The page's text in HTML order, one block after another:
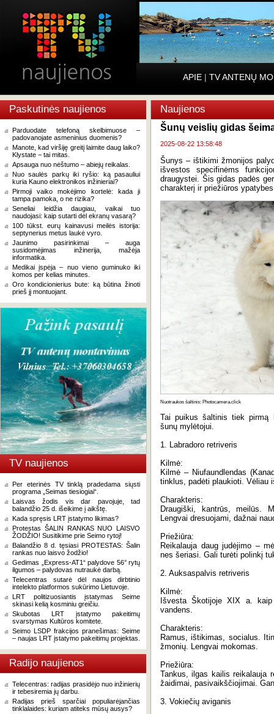
APIE | TV ANTENŲ
Paskutinės naujienos
Parduodate telefoną skelbimuose –
padovanojate asmeninius duomenis?
Manote, kad viršiję greitį laimite daug laiko?
Klystate − tai mitas.
Apsauga nuo nėštumo – abiejų reikalas.
Nuo saulės parkų iki ryšio: ką pasauliui
kuria Kauno elektronikos inžinieriai?
Pirmoji vaiko mokėjimo kortelė: kada ji
tampa pamoka, o ne rizika?
Seneliai leidžia daugiau, vaikai tuo
naudojasi: kaip sutarti dėl ekranų vasarą?
100 tūkst. eurų kainavusi meilės istorija:
septynerius metus laukė vyro.
Jaunimo pasirinkimai – auga
susidomėjimas inžinerija, mažėja
informatika.
Medikai įspėja – nuo vieno guminuko iki
komos per kelias minutes.
Oro kondicionierius bute: ką būtina žinoti
prieš jį montuojant.
TV naujienos
Per eterinės TV tinklą pradedama siųsti
programa „Seimas tiesiogiai“.
Laisvas žodis vis dar pavojuje, tad
balandžio 25 d. išeikime į aikštę.
Kada spręsis LRT įstatymo likimas?
Protestas ŠALIN RANKAS NUO LAISVO
ŽODŽIO! Susitikime prie Seimo rytoj!
Balandžio 8 d. tęsiasi PROTESTAS: Šalin
rankas nuo laisvo žodžio!
Gedimas „Express-AT1“ palydove 56° rytų
ilgumos – palydovas nutraukė darbą.
Telecentras sutarė dėl naujos dirbtinio
intelekto platformos sukūrimo Lietuvoje.
LRT politizuosiantis įstatymas Seime
skinasi kelią kosminiu greičiu.
Skubotas LRT įstatymo pakeitimų
svarstymas Kultūros komitete.
Seimo LSDP frakcijos pranešimas: Seime
– naujas LRT įstatymo pakeitimų projektas.
Radijo naujienos
Telecentras: radijas prasidėjo nuo inžinierių
ir tebesiremia jų darbu.
Radijas prieš sparčiai populiarėjančias
tinklalaides: kuriam atiteks mūsų ausys?
Naujienos
Šunų veislių gidas
2025-08-22 13:58:48
Šunys – ištikimi žmonijos
išvestos specifinėms
draugystei. Šis gidas padės
charakterį ir priežiūros
Nuotraukos šaltinis: Photocamera.click
Tai puikus šaltinis tiek pirmą
šunų mylėtojui.
1. Labradoro retriveris
Kilmė:
Kilmė – Niufaundlendas
tinklus, padėti plaukioti. Vėliau
Charakteris:
Draugiški, kantrūs, meilūs.
Lengvai dresuojami, dažnai
Priežiūra:
Reikalauja daug judėjimo –
nes šeriasi. Gali turėti polinkį
2. Auksaspalvis retriveris
Kilmė:
Išvesta Škotijoje XIX a.
vandens.
Charakteris:
Ramus, ištikimas, socialus.
žmonių. Lengvai mokomas.
Priežiūra:
Tankus, ilgas kailis reikalauja
žaidimai, pasivaikščiojimai.
3. Vokiečių aviganis